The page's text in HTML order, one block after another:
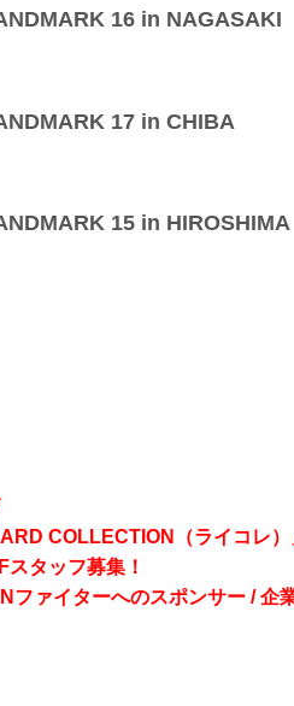
16 in NAGASAKI
17 in CHIBA
15 in HIROSHIMA
COLLECTION（ライコレ）
タッフ募集！
ァイターへのスポンサー / 企